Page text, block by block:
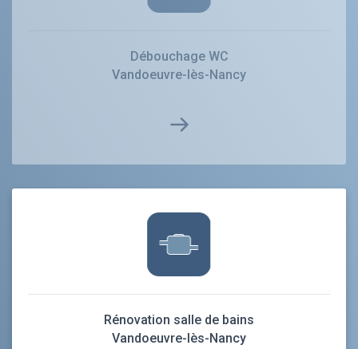
Débouchage WC
Vandoeuvre-lès-Nancy
Rénovation salle de bains
Vandoeuvre-lès-Nancy